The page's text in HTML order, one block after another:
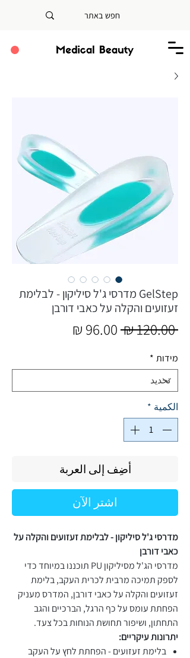
GelStep מדרסי ג'ל סיליקון - לבלימת
זעזועים והקלה על כאבי דורבן
‏120.00 ₪
سعر
מידות *
الكمية *
أضِف إلى العربة
اشترِ الآن
מדרסי ג'ל סיליקון - לבלימת זעזועים והקלה על
כאבי דורבן
מדרסי הג'ל מסיליקון PU תוכננו במיוחד כדי
לספק תמיכה מרבית לכרית העקב, בלימת
זעזועים והקלה על כאבי דורבן, המדרס מעניק
הפחתת עומס על כף הרגל, הברכיים והגב
התחתון, ושיפור תחושת הנוחות בכל צעד.
יתרונות עיקריים:
בלימת זעזועים - הפחתת לחץ על העקב